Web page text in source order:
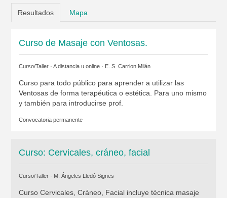
Resultados Mapa
Curso de Masaje con Ventosas.
Curso/Taller · A distancia u online · E. S. Carrion Milán
Curso para todo público para aprender a utilizar las
Ventosas de forma terapéutica o estética. Para uno mismo
y también para introducirse prof.
Convocatoria permanente
Curso: Cervicales, cráneo, facial
Curso/Taller · M. Ángeles Lledó Signes
Curso Cervicales, Cráneo, Facial incluye técnica masaje